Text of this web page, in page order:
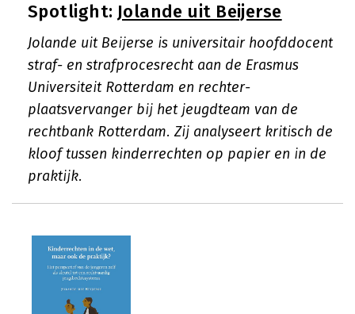
Spotlight: Jolande uit Beijerse
Jolande uit Beijerse is universitair hoofddocent
straf- en strafprocesrecht aan de Erasmus
Universiteit Rotterdam en rechter-
plaatsvervanger bij het jeugdteam van de
rechtbank Rotterdam. Zij analyseert kritisch de
kloof tussen kinderrechten op papier en in de
praktijk.